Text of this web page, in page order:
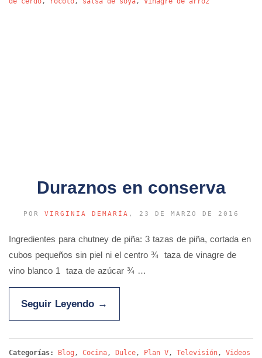
Duraznos en conserva
POR VIRGINIA DEMARÍA , 23 DE MARZO DE 2016
Ingredientes para chutney de piña: 3 tazas de piña, cortada en
cubos pequeños sin piel ni el centro ¾ taza de vinagre de
vino blanco 1 taza de azúcar ¾ …
Seguir Leyendo →
Categorías: Blog , Cocina, Dulce, Plan V, Televisión, Videos